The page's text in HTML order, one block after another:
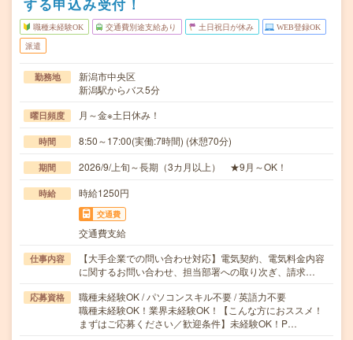
する申込み受付！
職種未経験OK 交通費別途支給あり 土日祝日が休み WEB登録OK
派遣
勤務地
新潟市中央区
新潟駅からバス5分
曜日頻度 月～金※土日休み！
時間 8:50～17:00(実働:7時間) (休憩70分)
期間 2026/9/上旬～長期（3カ月以上） ★9月～OK！
時給 時給1250円
交通費
交通費支給
仕事内容
【大手企業での問い合わせ対応】電気契約、電気料金内容
に関するお問い合わせ、担当部署への取り次ぎ、請求…
応募資格
職種未経験OK / パソコンスキル不要 / 英語力不要
職種未経験OK！業界未経験OK！【こんな方におススメ！
まずはご応募ください／歓迎条件】未経験OK！P…